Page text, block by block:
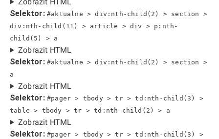
Selektor: #aktualne > div:nth-child(2) > section >
div:nth-child(11) > article > div > p:nth-
child(5) > a
Zobrazit HTML
Selektor: #aktualne > div:nth-child(2) > section >
a
Zobrazit HTML
Selektor: #pager > tbody > tr > td:nth-child(3) >
table > tbody > tr > td:nth-child(2) > a
Zobrazit HTML
Selektor: #pager > tbody > tr > td:nth-child(3) >